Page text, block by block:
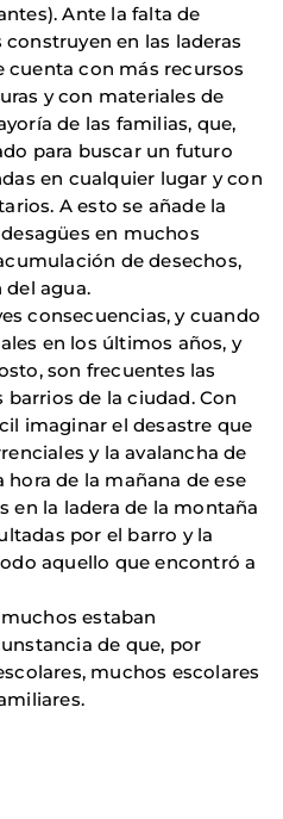
Ante la falta de
en las laderas
cuenta con más recursos
y con materiales de
de las familias, que,
para buscar un futuro
en cualquier lugar y con
A esto se añade la
en muchos
de desechos,
agua.
consecuencias, y cuando
en los últimos años, y
son frecuentes las
de la ciudad. Con
imaginar el desastre que
y la avalancha de
de la mañana de ese
en la ladera de la montaña
por el barro y la
aquello que encontró a
estaban
de que, por
muchos escolares